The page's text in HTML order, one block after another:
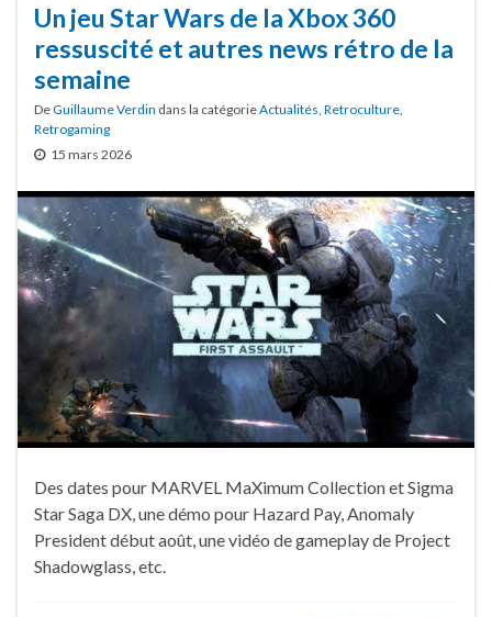
Un jeu Star Wars de la Xbox 360
ressuscité et autres news rétro de la
semaine
DeGuillaume Verdin dans la catégorieActualités Retroculture
Retrogaming
15 mars 2026
Des dates pour MARVEL MaXimum Collection et Sigma
Star Saga DX, une démo pour Hazard Pay, Anomaly
President début août, une vidéo de gameplay de Project
Shadowglass, etc.